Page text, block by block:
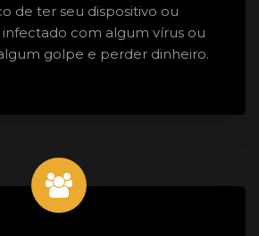
de ter seu dispositivo ou
com algum vírus ou
golpe e perder dinheiro.